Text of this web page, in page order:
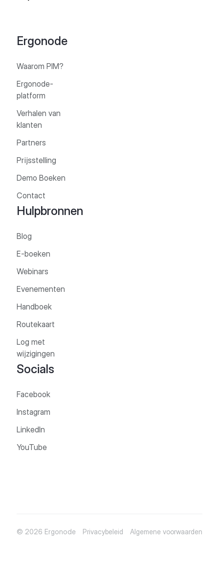
Ergonode
Waarom PIM?
Ergonode-
platform
Verhalen van
klanten
Partners
Prijsstelling
Demo Boeken
Contact
Hulpbronnen
Blog
E-boeken
Webinars
Evenementen
Handboek
Routekaart
Log met
wijzigingen
Socials
Facebook
Instagram
LinkedIn
YouTube
© 2026 Ergonode Privacybeleid Algemene voorwaarden